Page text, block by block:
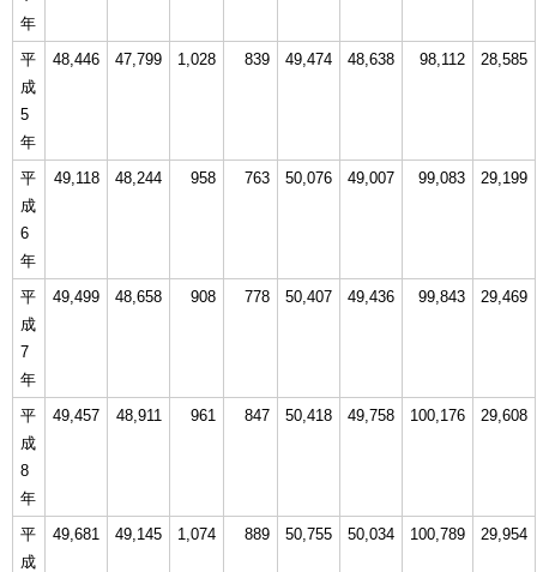
年
平
成
5
年
48,446 47,799 1,028 839 49,474 48,638 98,112 28,585
平
成
6
年
49,118 48,244 958 763 50,076 49,007 99,083 29,199
平
成
7
年
49,499 48,658 908 778 50,407 49,436 99,843 29,469
平
成
8
年
49,457 48,911 961 847 50,418 49,758 100,176 29,608
平
成
49,681 49,145 1,074 889 50,755 50,034 100,789 29,954